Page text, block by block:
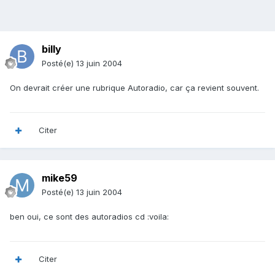
billy
Posté(e) 13 juin 2004
On devrait créer une rubrique Autoradio, car ça revient souvent.
Citer
mike59
Posté(e) 13 juin 2004
ben oui, ce sont des autoradios cd :voila:
Citer